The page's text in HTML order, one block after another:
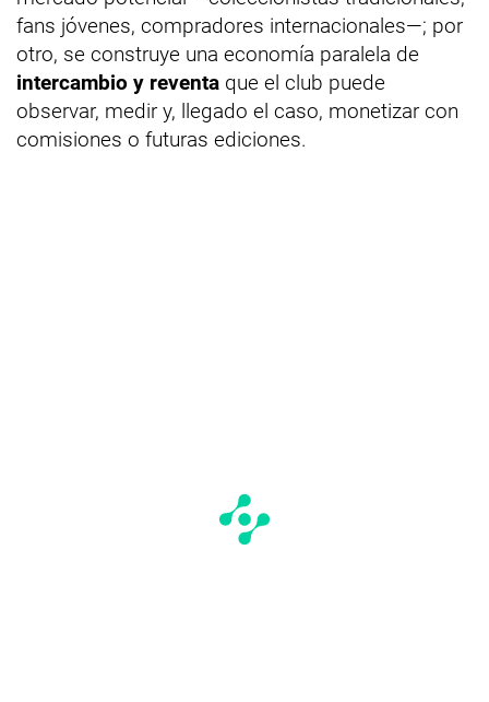
fans jóvenes, compradores internacionales—; por
otro, se construye una economía paralela de
intercambio y reventa que el club puede
observar, medir y, llegado el caso, monetizar con
comisiones o futuras ediciones.